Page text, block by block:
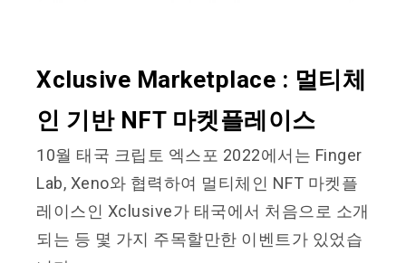
Xclusive Marketplace : 멀티체
인 기반 NFT 마켓플레이스
10월 태국 크립토 엑스포 2022에서는 Finger
Lab, Xeno와 협력하여 멀티체인 NFT 마켓플
레이스인 Xclusive가 태국에서 처음으로 소개
되는 등 몇 가지 주목할만한 이벤트가 있었습